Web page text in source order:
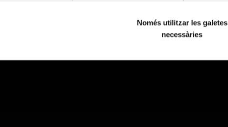
Només utilitzar les galetes
necessàries